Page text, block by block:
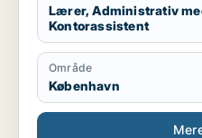
Lærer, Administrativ
Kontorassistent
Område
København